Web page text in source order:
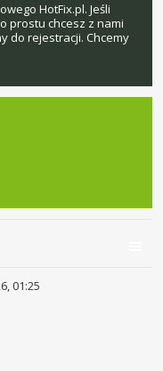
HotFix.pl. Jeśli
prostu chcesz z nami
do rejestracji. Chcemy
01:25